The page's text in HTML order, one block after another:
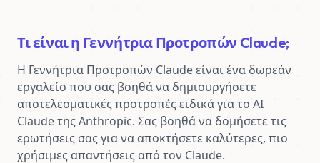
Τι είναι η Γεννήτρια Προτροπών Claude;
Η Γεννήτρια Προτροπών Claude είναι ένα δωρεάν
εργαλείο που σας βοηθά να δημιουργήσετε
αποτελεσματικές προτροπές ειδικά για το AI
Claude της Anthropic. Σας βοηθά να δομήσετε τις
ερωτήσεις σας για να αποκτήσετε καλύτερες, πιο
χρήσιμες απαντήσεις από τον Claude.